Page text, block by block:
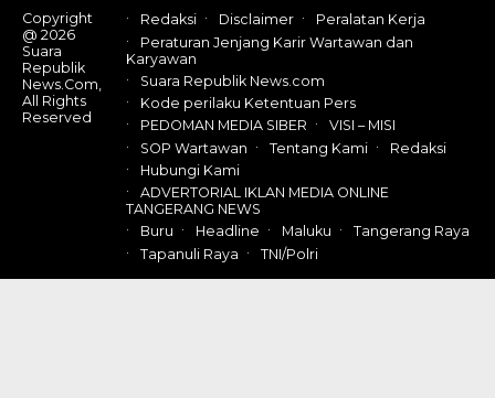
Copyright
@ 2026
Suara
Republik
News.Com,
All Rights
Reserved
Redaksi Disclaimer
Peralatan Kerja
Peraturan Jenjang Karir Wartawan dan
Karyawan
Suara Republik News.com
Kode perilaku Ketentuan Pers
PEDOMAN MEDIA SIBER
VISI – MISI
SOP Wartawan
Tentang Kami
Redaksi
Hubungi Kami
ADVERTORIAL IKLAN MEDIA ONLINE
TANGERANG NEWS
Buru
Headline Maluku
Tangerang Raya
Tapanuli Raya
TNI/Polri